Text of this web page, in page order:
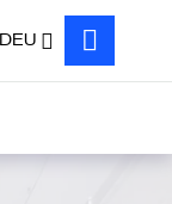
DEU
Search